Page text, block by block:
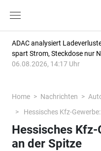
ADAC analysiert
spart Strom, Steckdose nur
06.08.2026, 14:17 Uhr
Home Nachrichten
Hessisches Kfz-
Hessisches
an der Spitze